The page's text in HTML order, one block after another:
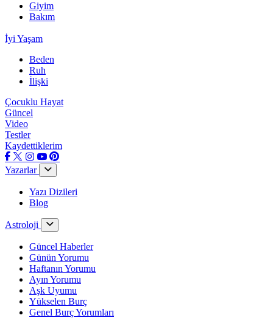
Giyim
Bakım
İyi Yaşam
Beden
Ruh
İlişki
Çocuklu Hayat
Güncel
Video
Testler
Kaydettiklerim
Yazarlar
Yazı Dizileri
Blog
Astroloji
Güncel Haberler
Günün Yorumu
Haftanın Yorumu
Ayın Yorumu
Aşk Uyumu
Yükselen Burç
Genel Burç Yorumları